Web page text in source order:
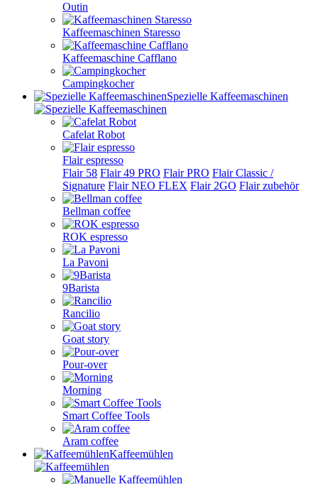
Outin
Kaffeemaschinen Staresso
Kaffeemaschine Cafflano
Campingkocher
Spezielle Kaffeemaschinen
Cafelat Robot
Flair espresso
Flair 58 Flair 49 PRO Flair PRO Flair Classic /
Signature Flair NEO FLEX Flair 2GO Flair zubehör
Bellman coffee
ROK espresso
La Pavoni
9Barista
Rancilio
Goat story
Pour-over
Morning
Smart Coffee Tools
Aram coffee
Kaffeemühlen